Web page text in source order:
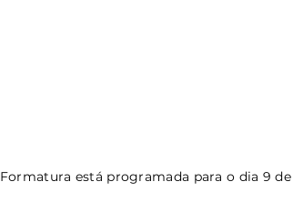
Formatura está programada para o dia 9